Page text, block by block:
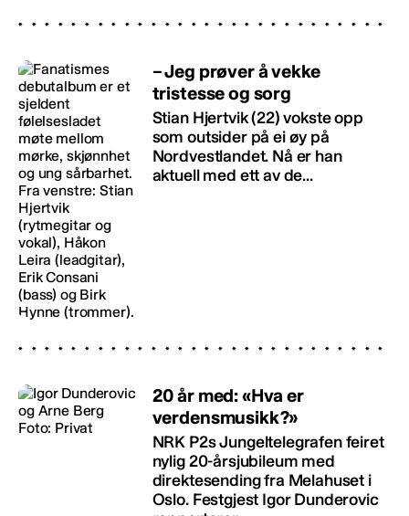
– Jeg prøver å vekke
tristesse og sorg
Stian Hjertvik (22) vokste opp
som outsider på ei øy på
Nordvestlandet. Nå er han
aktuell med ett av de...
20 år med: «Hva er
verdensmusikk?»
NRK P2s Jungeltelegrafen feiret
nylig 20-årsjubileum med
direktesending fra Melahuset i
Oslo. Festgjest Igor Dunderovic